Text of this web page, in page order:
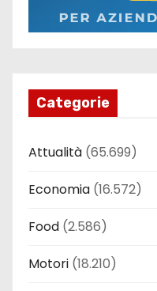
Categorie
Attualità (65.699)
Economia (16.572)
Food (2.586)
Motori (18.210)